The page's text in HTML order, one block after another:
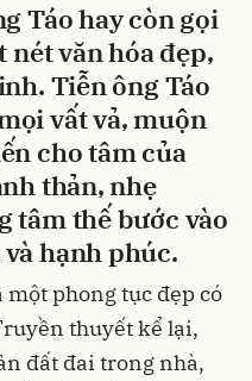
Táo hay còn gọi
nét văn hóa đẹp,
Tiễn ông Táo
vất vả, muộn
cho tâm của
thản, nhẹ
tâm thế bước vào
hạnh phúc.
một phong tục đẹp có
thuyết kể lại,
đất đai trong nhà,
Hủy Gửi